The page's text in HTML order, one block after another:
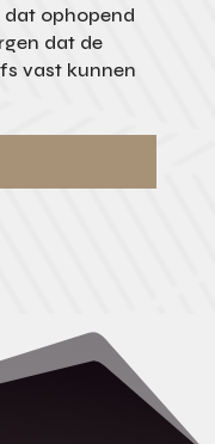
dat ophopend
dat de
vast kunnen